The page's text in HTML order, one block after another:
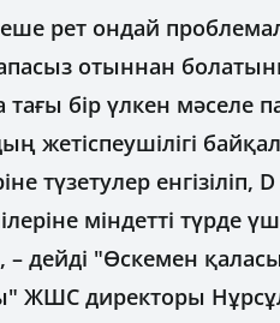
рет ондай
отыннан
бір үлкен мәселе
жетіспеушілігі
түзетулер
міндетті түрде
– дейді "Өскемен
ЖШС директоры